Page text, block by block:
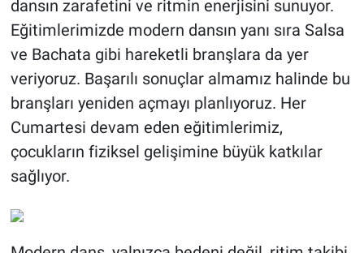
dansın zarafetini ve ritmin enerjisini sunuyor.
Eğitimlerimizde modern dansın yanı sıra Salsa
ve Bachata gibi hareketli branşlara da yer
veriyoruz. Başarılı sonuçlar almamız halinde bu
branşları yeniden açmayı planlıyoruz. Her
Cumartesi devam eden eğitimlerimiz,
çocukların fiziksel gelişimine büyük katkılar
sağlıyor.